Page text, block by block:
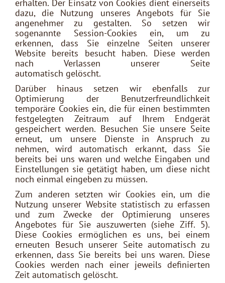
erhalten. Der Einsatz von Cookies dient einerseits
dazu, die Nutzung unseres Angebots für Sie
angenehmer zu gestalten. So setzen wir
sogenannte Session-Cookies ein, um zu
erkennen, dass Sie einzelne Seiten unserer
Website bereits besucht haben. Diese werden
nach Verlassen unserer Seite
automatisch gelöscht.
Darüber hinaus setzen wir ebenfalls zur
Optimierung der Benutzerfreundlichkeit
temporäre Cookies ein, die für einen bestimmten
festgelegten Zeitraum auf Ihrem Endgerät
gespeichert werden. Besuchen Sie unsere Seite
erneut, um unsere Dienste in Anspruch zu
nehmen, wird automatisch erkannt, dass Sie
bereits bei uns waren und welche Eingaben und
Einstellungen sie getätigt haben, um diese nicht
noch einmal eingeben zu müssen.
Zum anderen setzten wir Cookies ein, um die
Nutzung unserer Website statistisch zu erfassen
und zum Zwecke der Optimierung unseres
Angebotes für Sie auszuwerten (siehe Ziff. 5).
Diese Cookies ermöglichen es uns, bei einem
erneuten Besuch unserer Seite automatisch zu
erkennen, dass Sie bereits bei uns waren. Diese
Cookies werden nach einer jeweils definierten
Zeit automatisch gelöscht.